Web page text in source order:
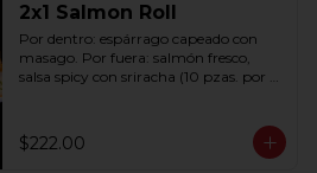
2x1 Salmon Roll
Por dentro: espárrago capeado con
masago. Por fuera: salmón fresco,
salsa spicy con sriracha (10 pzas. por
$222.00